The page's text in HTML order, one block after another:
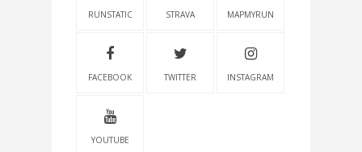
RUNSTATIC STRAVA MAPMYRUN
FACEBOOK TWITTER INSTAGRAM
YOUTUBE